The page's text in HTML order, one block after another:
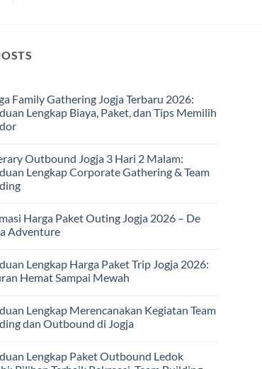
Family Gathering Jogja Terbaru 2026:
Lengkap Biaya, Paket, dan Tips Memilih
Outbound Jogja 3 Hari 2 Malam:
Lengkap Corporate Gathering & Team
Harga Paket Outing Jogja 2026 – De
Adventure
Lengkap Harga Paket Trip Jogja 2026:
Hemat Sampai Mewah
Lengkap Merencanakan Kegiatan Team
dan Outbound di Jogja
Lengkap Paket Outbound Ledok